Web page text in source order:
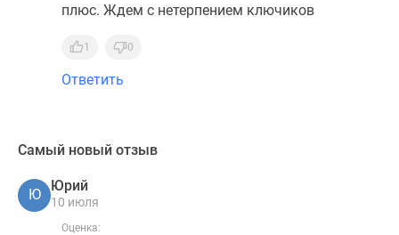
плюс. Ждем с нетерпением ключиков
1 0
Ответить
Самый новый отзыв
Ю
Юрий
10 июля
Оценка: